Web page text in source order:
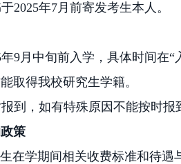
2025年7月 前寄发考生本人。
年9月中旬前入学，具体时间在“
取得我校研究生学籍。
到，如有特殊原因不能按时
策
在学期间相关收费标准和待